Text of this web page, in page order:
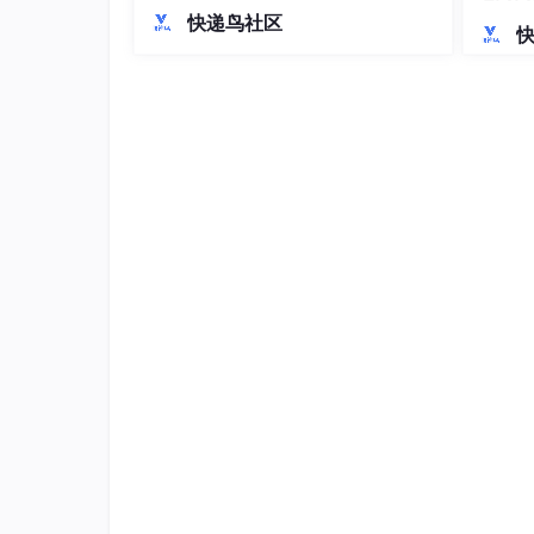
智慧和付出。
错误处理、安全合规等标准，特别强调
快递鸟社区
落地